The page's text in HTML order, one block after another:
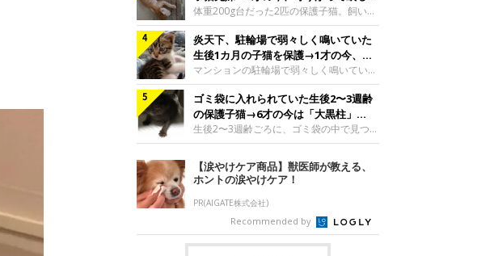
ちらは、生後3カ月ごろのティダちゃん。
飼い主さんが出会ったのは、夜から大雨に
なると予報されていた日の夕方でした。花
壇で動けずにいた子猫保護したばかりのテ
ィダちゃん。@muumuu62197189飼い主
さんは、公園の
とするむうちゃんお迎え翌日のむうちゃ
ん。@umimugi0304紹介するのは、
Instagramユーザー@umimugi0304さんの
愛猫・むうちゃん（撮影時、生後約3カ月
／ノルウェージャンフォレストキャッ
ト）。こちらは、お迎え翌日に撮影された
一枚。ゴハンをお腹いっぱい食べたむうち
ゃんは眠くなり、飼い主さん夫婦のベッド
でうとうとし始めたのだとか。飼い主さ
にほっこり！
体重200g台だった2匹の保護子猫。飼い主
さんの家族になってから6年、ともに成長
するなかで、2匹の関係にも少しずつ変化
が見られました。家族になったばかりの小
さな兄妹猫（写真上から）妹猫・てんちゃ
ん、兄猫・ラムくん。@ten_ramu紹介す
るのは、X（旧Twitter）ユーザー
@ten_ramuさんの愛猫・ラムくんとてん
ちゃん（ともに取材時6才）の成長記録で
す。この写真は、お迎えして間もない生後
グラム、てんちゃんは209グラムと、どち
らもとても小さな体でした。2匹
炎天下、駐輪場で弱々しく鳴いていた
生後1カ月の子猫を保護→1才の今、筋
肉質でツンデレなコに成長
マンションの駐輪場で弱々しく鳴いてい
た、生後1カ月ほどの子猫。家族に迎えら
れてから1年、体も行動も大きく成長しま
した。炎天下の駐輪場で鳴いていた小さな
子猫保護当時のモモちゃん。@Kingponzu
紹介するのは、X（旧Twitter）ユーザー
@Kingponzuさんの愛猫・モモちゃん（取
材時1才）の成長記録です。こちらは、モ
モちゃんが生後1カ月ごろに撮影された一
枚。飼い主さんの自宅マンションの駐輪場
で鳴いていたところを保護された当時の姿
です。子猫時代のモモちゃん。
@Kingponzuその日は気温が35℃を
ゴミ袋に入れられていた生後2〜3週齢
の保護子猫→6才の今は「大黒柱」
に！ 美しい黒猫に成長した姿にグッ
とくる
生後2〜3週齢ごろに、ゴミ袋の中で見つか
った小さな命。ミルクから育てられたその
子猫は今、家族に欠かせない存在へと成長
しました。ゴミ袋の中で見つかった、ミニ
モグラのような子猫よちよち歩きをしてい
たころの、生後2〜3週齢ごろのドンちゃ
ん。@doddou_1今回紹介するのは、
X（旧Twitter）ユーザー@doddou_1さん
の愛猫・ドンちゃん（取材時、推定6才／
【涙やけケア商品】獣医師が教える、
ホントの涙やけケア！
PR(AIGATE株式会社)
Recommended by